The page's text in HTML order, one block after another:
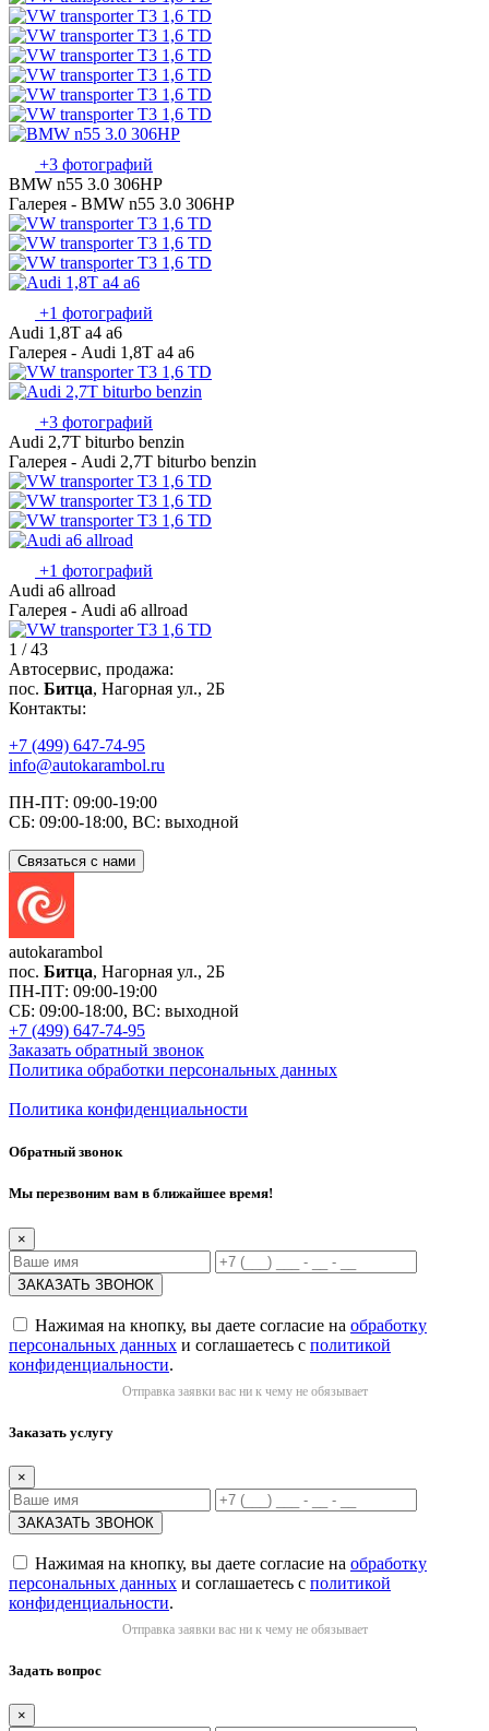
+3 фотографий
BMW n55 3.0 306HP
Галерея - BMW n55 3.0 306HP
+1 фотографий
Audi 1,8T a4 a6
Галерея - Audi 1,8T a4 a6
+3 фотографий
Audi 2,7T biturbo benzin
Галерея - Audi 2,7T biturbo benzin
+1 фотографий
Audi a6 allroad
Галерея - Audi a6 allroad
1 / 43
Автосервис, продажа:
пос. Битца, Нагорная ул., 2Б
Контакты:
+7 (499) 647-74-95
info@autokarambol.ru
ПН-ПТ: 09:00-19:00
СБ: 09:00-18:00, ВС: выходной
Связаться с нами
autokarambol
пос. Битца, Нагорная ул., 2Б
ПН-ПТ: 09:00-19:00
СБ: 09:00-18:00, ВС: выходной
+7 (499) 647-74-95
Заказать обратный звонок
Политика обработки персональных данных
Политика конфиденциальности
Обратный звонок
Мы перезвоним вам в ближайшее время!
×
Нажимая на кнопку, вы даете согласие на обработку
персональных данных и соглашаетесь с политикой
конфиденциальности.
Отправка заявки вас ни к чему не обязывает
Заказать услугу
×
Нажимая на кнопку, вы даете согласие на обработку
персональных данных и соглашаетесь с политикой
конфиденциальности.
Отправка заявки вас ни к чему не обязывает
Задать вопрос
×